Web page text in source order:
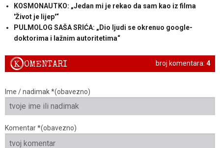
KOSMONAUTKO: „Jedan mi je rekao da sam kao iz filma
'Život je lijep'“
PULMOLOG SAŠA SRIĆA: „Dio ljudi se okrenuo google-
doktorima i lažnim autoritetima“
broj komentara: 4
KOMENTARI
Ime / nadimak *(obavezno)
Komentar *(obavezno)